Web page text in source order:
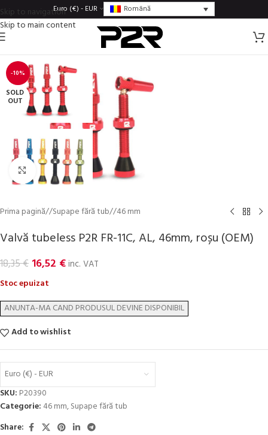
Skip to navigation
Skip to main content
Euro (€) - EUR Română
-10%
SOLD
OUT
Click to enlarge
Prima pagină/ Supape fără tub/ 46 mm
Valvă tubeless P2R FR-11C, AL, 46mm, roșu (OEM)
18,35€ 16,52 €inc. VAT
Stoc epuizat
Add to wishlist
Euro (€) - EUR
SKU: P20390
Categorie: 46 mm,Supape fără tub
Share: